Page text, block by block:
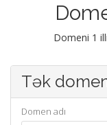
Domeni 1
Tək
Domen adı